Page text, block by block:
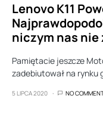
Lenovo K11
niczym nas nie
Pamiętacie jeszcze
zadebiutował na rynku
5 LIPCA 2020 NO